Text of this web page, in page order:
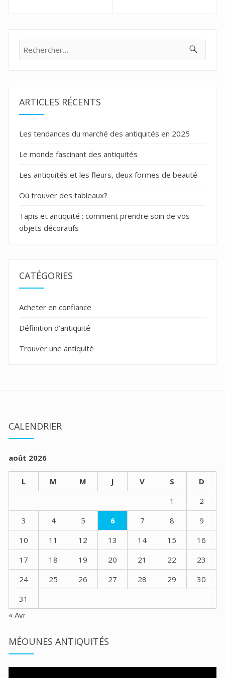
Rechercher :
ARTICLES RÉCENTS
Les tendances du marché des antiquités en 2025
Le monde fascinant des antiquités
Les antiquités et les fleurs, deux formes de beauté
Où trouver des tableaux?
Tapis et antiquité : comment prendre soin de vos
objets décoratifs
CATÉGORIES
Acheter en confiance
Définition d'antiquité
Trouver une antiquité
CALENDRIER
août 2026
L M M J V S
D
1
2
3
4 5 6 7 8
9
10
11 12 13 14 15
16
17
18 19 20 21 22
23
24
25 26 27 28 29
30
31
« Avr
MÉOUNES ANTIQUITÉS